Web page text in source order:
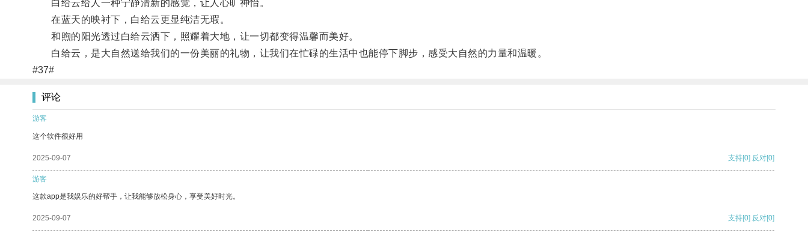
白给云给人一种宁静清新的感觉，让人心旷神怡。
在蓝天的映衬下，白给云更显纯洁无瑕。
和煦的阳光透过白给云洒下，照耀着大地，让一切都变得温馨而美好。
白给云，是大自然送给我们的一份美丽的礼物，让我们在忙碌的生活中也能停下脚步，感受大自然的力量和温暖。
#37#
评论
游客
这个软件很好用
2025-09-07 支持[0] 反对[0]
游客
这款app是我娱乐的好帮手，让我能够放松身心，享受美好时光。
2025-09-07 支持[0] 反对[0]